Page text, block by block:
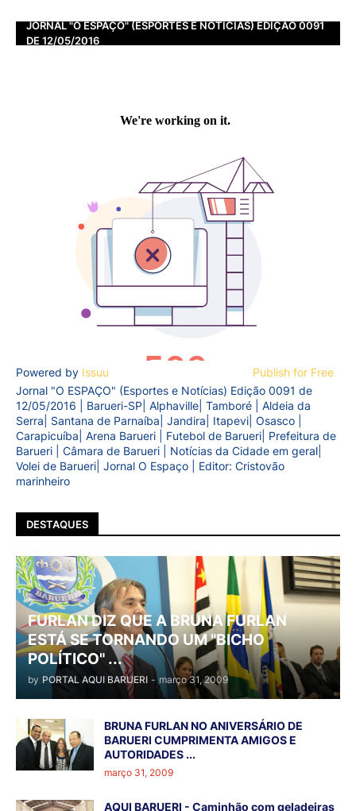
JORNAL "O ESPAÇO" (ESPORTES E NOTÍCIAS) EDIÇÃO 0091
DE 12/05/2016
Powered by Issuu
Publish for Free
Jornal "O ESPAÇO" (Esportes e Notícias) Edição 0091 de
12/05/2016 | Barueri-SP| Alphaville| Tamboré | Aldeia da
Serra| Santana de Parnaíba| Jandira| Itapevi| Osasco |
Carapicuíba| Arena Barueri | Futebol de Barueri| Prefeitura de
Barueri | Câmara de Barueri | Notícias da Cidade em geral|
Volei de Barueri| Jornal O Espaço | Editor: Cristovão
marinheiro
DESTAQUES
FURLAN DIZ QUE A BRUNA FURLAN
ESTÁ SE TORNANDO UM "BICHO
POLÍTICO" ...
by PORTAL AQUI BARUERI - março 31, 2009
BRUNA FURLAN NO ANIVERSÁRIO DE
BARUERI CUMPRIMENTA AMIGOS E
AUTORIDADES ...
março 31, 2009
AQUI BARUERI - Caminhão com geladeiras